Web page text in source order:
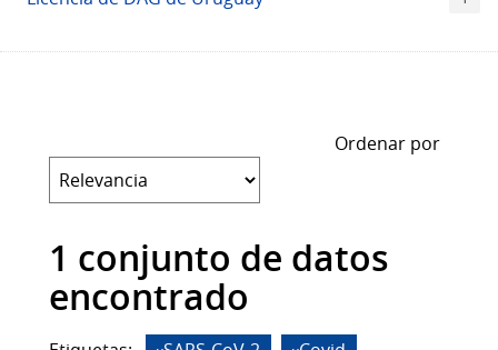
Ordenar por
1 conjunto de datos
encontrado